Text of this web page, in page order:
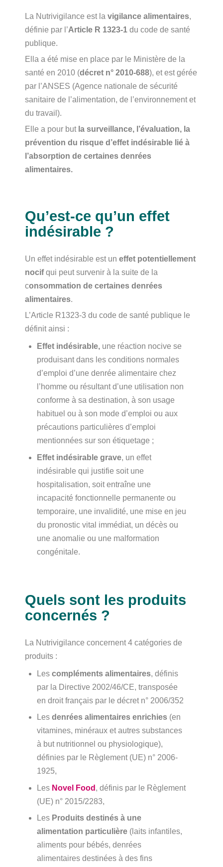
La Nutrivigilance est la vigilance alimentaires,
définie par l’Article R 1323-1 du code de santé
publique.
Ella a été mise en place par le Ministère de la
santé en 2010 (décret n° 2010-688), et est gérée
par l’ANSES (Agence nationale de sécurité
sanitaire de l’alimentation, de l’environnement et
du travail).
Elle a pour but la surveillance, l’évaluation, la
prévention du risque d’effet indésirable lié à
l’absorption de certaines denrées
alimentaires.
Qu’est-ce qu’un effet
indésirable ?
Un effet indésirable est un effet potentiellement
nocifqui peut survenir à la suite de la
consommation de certaines denrées
alimentaires.
L’Article R1323-3 du code de santé publique le
définit ainsi :
Effet indésirable, une réaction nocive se
produisant dans les conditions normales
d’emploi d’une denrée alimentaire chez
l’homme ou résultant d’une utilisation non
conforme à sa destination, à son usage
habituel ou à son mode d’emploi ou aux
précautions particulières d’emploi
mentionnées sur son étiquetage ;
Effet indésirable grave, un effet
indésirable qui justifie soit une
hospitalisation, soit entraîne une
incapacité fonctionnelle permanente ou
temporaire, une invalidité, une mise en jeu
du pronostic vital immédiat, un décès ou
une anomalie ou une malformation
congénitale.
Quels sont les produits
concernés ?
La Nutrivigilance concernent 4 catégories de
produits :
Les compléments alimentaires, définis
par la Directive 2002/46/CE, transposée
en droit français par le décret n° 2006/352
Les denrées alimentaires enrichies (en
vitamines, minéraux et autres substances
à but nutritionnel ou physiologique),
définies par le Règlement (UE) n° 2006-
1925,
Les Novel Food , définis par le Règlement
(UE) n° 2015/2283,
Les Produits destinés à une
alimentation particulière (laits infantiles,
aliments pour bébés, denrées
alimentaires destinées à des fins